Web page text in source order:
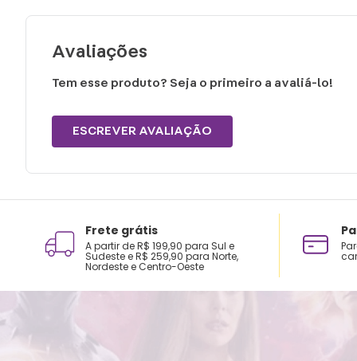
Avaliações
Tem esse produto? Seja o primeiro a avaliá-lo!
ESCREVER AVALIAÇÃO
Frete grátis
A partir de R$ 199,90 para Sul e
Sudeste e R$ 259,90 para Norte,
Nordeste e Centro-Oeste